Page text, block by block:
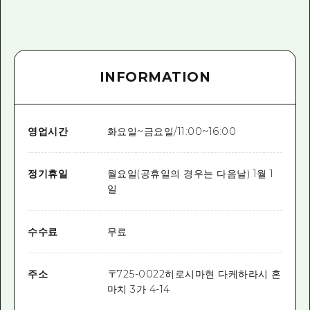
INFORMATION
영업시간 화요일~금요일/11:00~16:00
정기휴일
월요일(공휴일의 경우는 다음날) 1월 1
일
수수료 무료
주소 〒725-0022히로시마현 다케하라시 혼
마치 3가 4-14